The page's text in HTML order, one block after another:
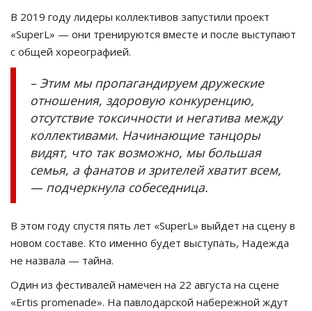
В 2019 году лидеры коллективов запустили проект
«SuperL» — они тренируются вместе и после выступают
с общей хореографией.
– Этим мы пропагандируем дружеские
отношения, здоровую конкуренцию,
отсутствие токсичности и негатива между
коллективами. Начинающие танцоры
видят, что так возможно, мы большая
семья, а фанатов и зрителей хватит всем,
— подчеркнула собеседница.
В этом году спустя пять лет «SuperL» выйдет на сцену в
новом составе. Кто именно будет выступать, Надежда
не назвала — тайна.
Один из фестивалей намечен на 22 августа на сцене
«Ertis promenade». На павлодарской набережной ждут